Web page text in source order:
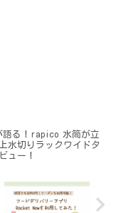
語る！rapico 水筒が立
水切りラックワイドタ
ュー！